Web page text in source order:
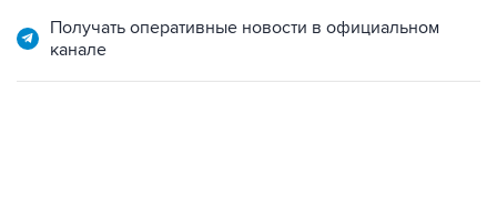
Получать оперативные новости в официальном
канале